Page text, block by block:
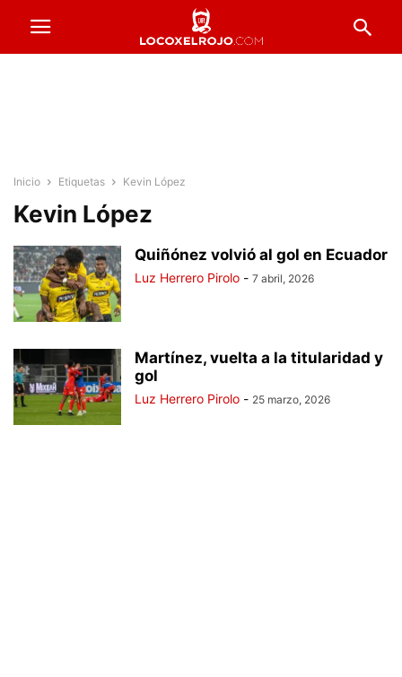
Inicio Etiquetas Kevin López
Kevin López
Quiñónez volvió al gol en Ecuador
Luz Herrero Pirolo - 7 abril, 2026
Martínez, vuelta a la titularidad y
gol
Luz Herrero Pirolo - 25 marzo, 2026